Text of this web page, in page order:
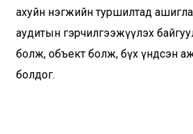
ахуйн нэгжийн туршилтад ашиглах
аудитын гэрчилгээжүүлэх
болж, объект болж, бүх үндсэн
болдог.